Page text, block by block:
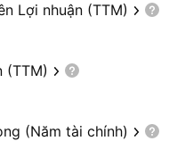
Lợi nhuận (TTM)
(TTM)
(Năm tài chính)